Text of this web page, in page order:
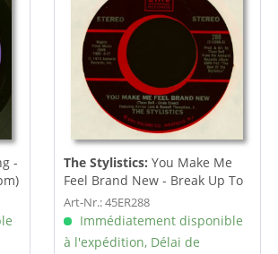
-
The Stylistics: You Make Me
Feel Brand New - Break Up To
Make...
Art-Nr.: 45ER288
Immédiatement disponible
à l'expédition, Délai de